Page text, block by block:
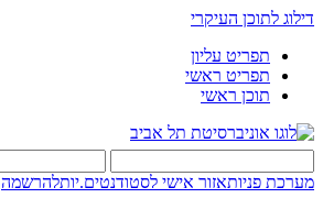
דילוג לתוכן העיקרי
תפריט עליון
תפריט ראשי
תוכן ראשי
מערכת פניותאזור אישי לסטודנטים.יותלהרשמה